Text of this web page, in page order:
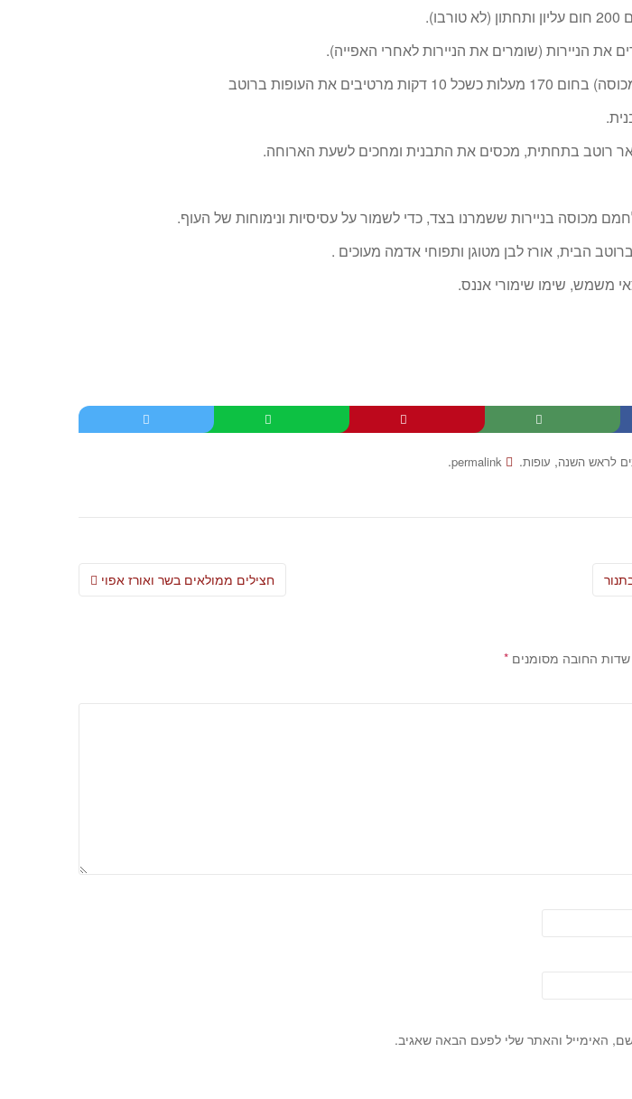
את הניירות (שומרים את הניירות לאחרי האפייה).
מרטיבים את העופות ברוטב
רוטב בתחתית, מכסים את התבנית ומחכים לשעת הארוחה.
מכוסה בניירות ששמרנו בצד, כדי לשמור על עסיסיות ונימוחות של העוף.
הבית, אורז לבן מטוגן ותפוחי אדמה מעוכים .
משמש, שימו שימורי אננס.
לראש השנה, עופות.
permalink
.
Post
חצילים ממולאים בשר ואורז אפוי
שדות החובה מסומנים *
האימייל והאתר שלי לפעם הבאה שאגיב.